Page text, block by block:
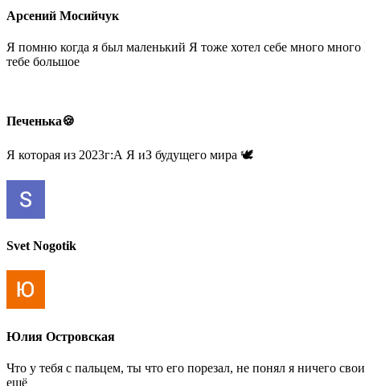
Арсений Мосийчук
Я помню когда я был маленький Я тоже хотел себе много много
тебе большое
Печенька🍪
Я которая из 2023г:А Я иЗ будущего мира 🕊
Svet Nogotik
Юлия Островская
Что у тебя с пальцем, ты что его порезал, не понял я ничего
ещё